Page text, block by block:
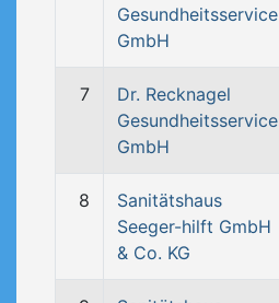
Gesundheitsservice
GmbH
7
Dr. Recknagel
Gesundheitsservice
GmbH
8
Sanitätshaus
Seeger-hilft GmbH
& Co. KG